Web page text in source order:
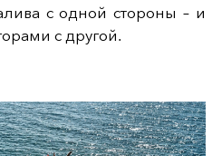
с одной стороны – и
с другой.